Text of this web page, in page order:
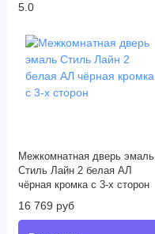
5.0
Межкомнатная дверь эмаль
Стиль Лайн 2 белая АЛ
чёрная кромка с 3-х сторон
16 769 руб